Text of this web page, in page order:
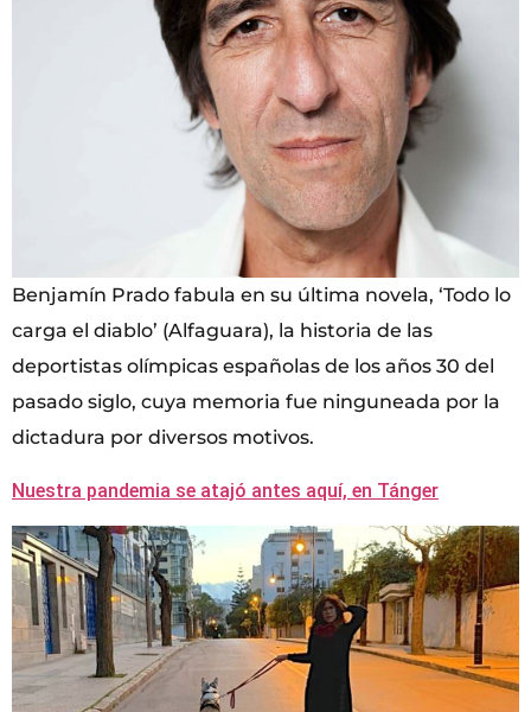
Benjamín Prado fabula en su última novela, ‘Todo lo
carga el diablo’ (Alfaguara), la historia de las
deportistas olímpicas españolas de los años 30 del
pasado siglo, cuya memoria fue ninguneada por la
dictadura por diversos motivos.
Nuestra pandemia se atajó antes aquí, en Tánger